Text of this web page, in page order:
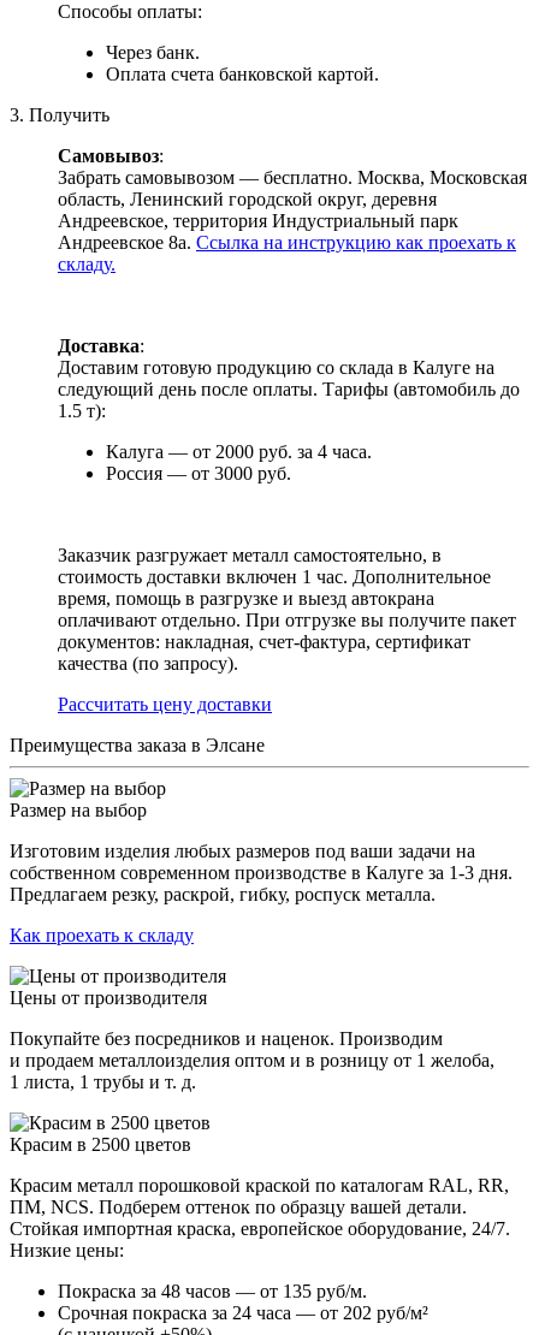
Способы оплаты:
Через банк.
Оплата счета банковской картой.
3. Получить
Самовывоз:
Забрать самовывозом — бесплатно. Москва, Московская
область, Ленинский городской округ, деревня
Андреевское, территория Индустриальный парк
Андреевское 8а. Ссылка на инструкцию как проехать к
складу.
Доставка:
Доставим готовую продукцию со склада в Калуге на
следующий день после оплаты. Тарифы (автомобиль до
1.5 т):
Калуга — от 2000 руб. за 4 часа.
Россия — от 3000 руб.
Заказчик разгружает металл самостоятельно, в
стоимость доставки включен 1 час. Дополнительное
время, помощь в разгрузке и выезд автокрана
оплачивают отдельно. При отгрузке вы получите пакет
документов: накладная, счет-фактура, сертификат
качества (по запросу).
Раcсчитать цену доставки
Преимущества заказа в Элсане
Размер на выбор
Изготовим изделия любых размеров под ваши задачи на
собственном современном производстве в Калуге за 1-3 дня.
Предлагаем резку, раскрой, гибку, роспуск металла.
Как проехать к складу
Цены от производителя
Покупайте без посредников и наценок. Производим
и продаем металлоизделия оптом и в розницу от 1 желоба,
1 листа, 1 трубы и т. д.
Красим в 2500 цветов
Красим металл порошковой краской по каталогам RAL, RR,
ПМ, NCS. Подберем оттенок по образцу вашей детали.
Стойкая импортная краска, европейское оборудование, 24/7.
Низкие цены:
Покраска за 48 часов — от 135 руб/м.
Срочная покраска за 24 часа — от 202 руб/м²